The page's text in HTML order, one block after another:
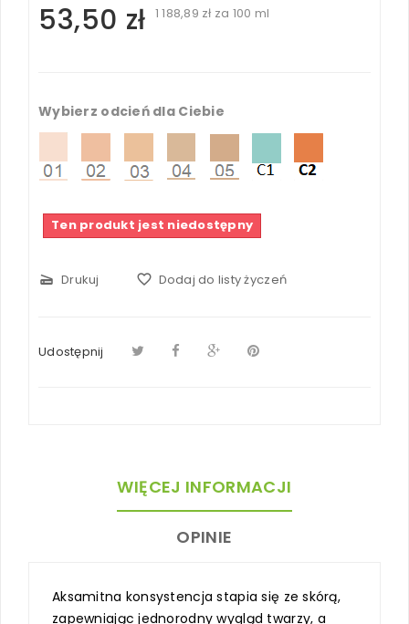
53,50 zł 1 188,89 zł za 100 ml
Wybierz odcień dla Ciebie
Ten produkt jest niedostępny
scanner Drukuj favorite_border Dodaj do listy życzeń
Udostępnij
WIĘCEJ INFORMACJI
OPINIE
Aksamitna konsystencja stapia się ze skórą,
zapewniając jednorodny wygląd twarzy, a